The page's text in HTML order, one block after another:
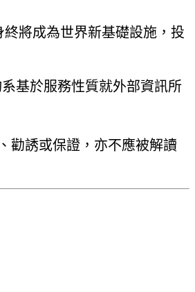
將成為世界新基礎設施，投
基於服務性質就外部資訊所
勸誘或保證，亦不應被解讀